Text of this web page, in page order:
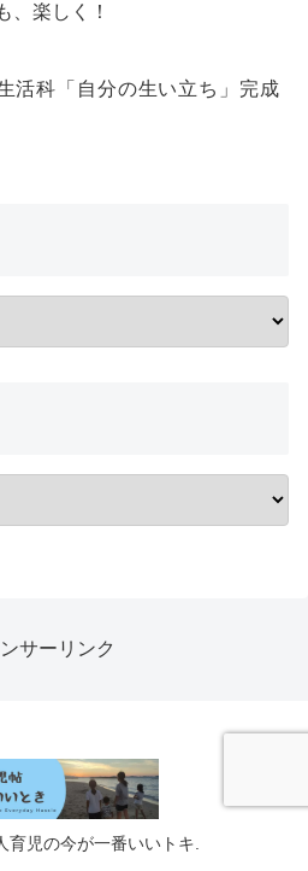
、楽しく！
活科「自分の生い立ち」完成
サーリンク
児の今が一番いいトキ.